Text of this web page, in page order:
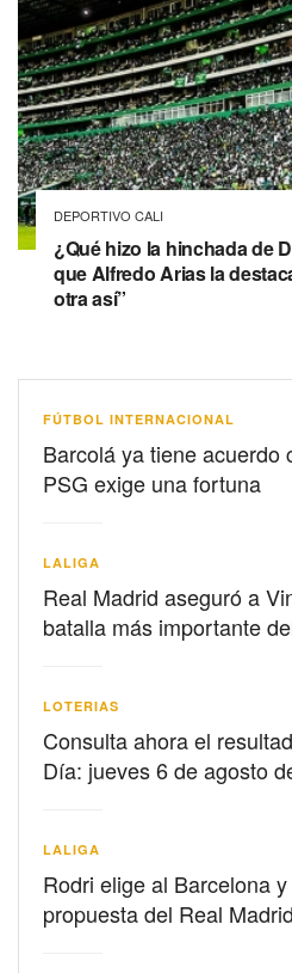
DEPORTIVO CALI
¿Qué hizo la hinchada de
que Alfredo Arias la
otra así”
FÚTBOL INTERNACIONAL
Barcolá ya tiene acuerdo
PSG exige una fortuna
LALIGA
Real Madrid aseguró a
batalla más importante
LOTERIAS
Consulta ahora el
Día: jueves 6 de agosto
LALIGA
Rodri elige al Barcelona
propuesta del Real Madrid